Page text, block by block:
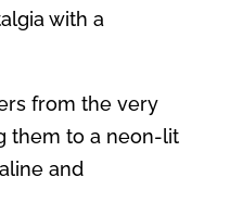
with a
from the very
them to a neon-lit
and